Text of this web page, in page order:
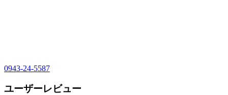
0943-24-5587
ユーザーレビュー